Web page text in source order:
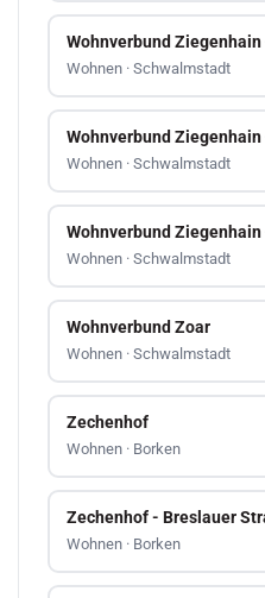
Wohnverbund
Wohnen · Schwalmstadt
Wohnverbund Ziegenhain
Wohnen · Schwalmstadt
Wohnverbund
Wohnen · Schwalmstadt
Wohnverbund Zoar
Wohnen · Schwalmstadt
Zechenhof
Wohnen · Borken
Zechenhof - Breslauer
Wohnen · Borken